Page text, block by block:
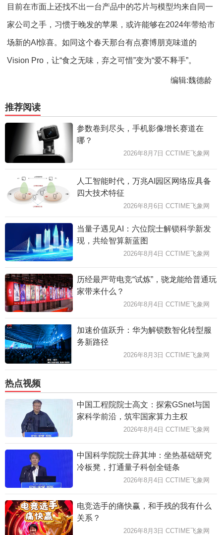
目前在市面上还找不出一台产品中的芯片与模型均来自同一
家公司之手，习惯于晚发的苹果，或许能够在2024年带给市
场新的AI惊喜。如同这个春天那台有点赛博朋克味道的
Vision Pro，让“食之无味，弃之可惜”变为“爱不释手”。
编辑:魏德龄
推荐阅读
参数卷到尽头，手机影像增长赛道在
哪？
2026年8月7日 CCTIME飞象网
人工智能时代，万兆AI园区网络应具备
四大技术特征
2026年8月6日 CCTIME飞象网
当量子遇见AI：六位院士解锁科学新发
现，共绘智算新蓝图
2026年8月4日 CCTIME飞象网
历经最严苛电竞“试炼”，骁龙能给普通玩
家带来什么？
2026年8月4日 CCTIME飞象网
加速价值跃升：华为解锁数智化转型服
务新路径
2026年8月3日 CCTIME飞象网
热点视频
中国工程院院士高文：探索GSnet与国
家科学前沿，筑牢国家算力主权
2026年8月4日 CCTIME飞象网
中国科学院院士薛其坤：坐热基础研究
冷板凳，打通量子科创全链条
2026年8月4日 CCTIME飞象网
电竞选手的痛快赢，和手残的我有什么
关系？
2026年8月3日 CCTIME飞象网